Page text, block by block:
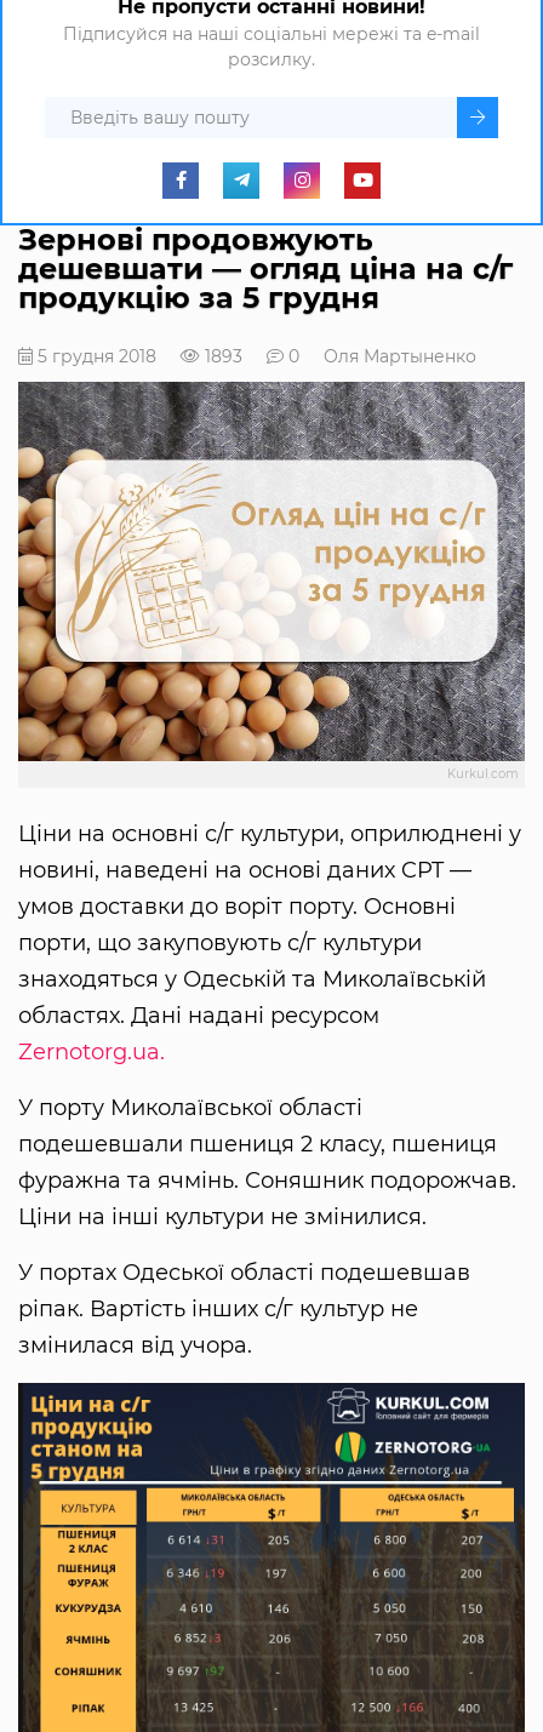
Не пропусти останні новини!
Підписуйся на наші соціальні мережі та e-mail
розсилку.
Зернові продовжують
дешевшати ― огляд ціна на с/г
продукцію за 5 грудня
5 грудня 2018 1893 0 Оля Мартыненко
Kurkul.com
Ціни на основні с/г культури, оприлюднені у
новині, наведені на основі даних CPT —
умов доставки до воріт порту. Основні
порти, що закуповують с/г культури
знаходяться у Одеській та Миколаївській
областях. Дані надані ресурсом
Zernotorg.ua.
У порту Миколаївської області
подешевшали пшениця 2 класу, пшениця
фуражна та ячмінь. Соняшник подорожчав.
Ціни на інші культури не змінилися.
У портах Одеської області подешевшав
ріпак. Вартість інших с/г культур не
змінилася від учора.